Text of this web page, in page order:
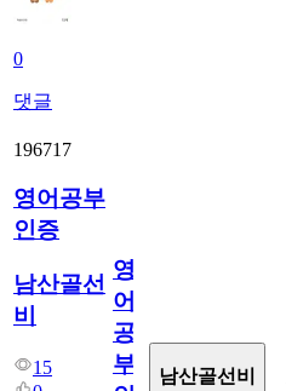
0
댓글
196717
영어공부
인증
남산골선
비
15
영
어
공
부
남산골선비